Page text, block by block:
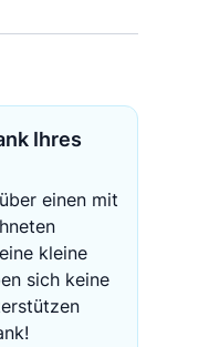
Ihres
einen mit
kleine
sich keine